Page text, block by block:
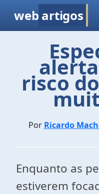
web artigos
risco
Por Ricardo
Enquanto as
estiverem